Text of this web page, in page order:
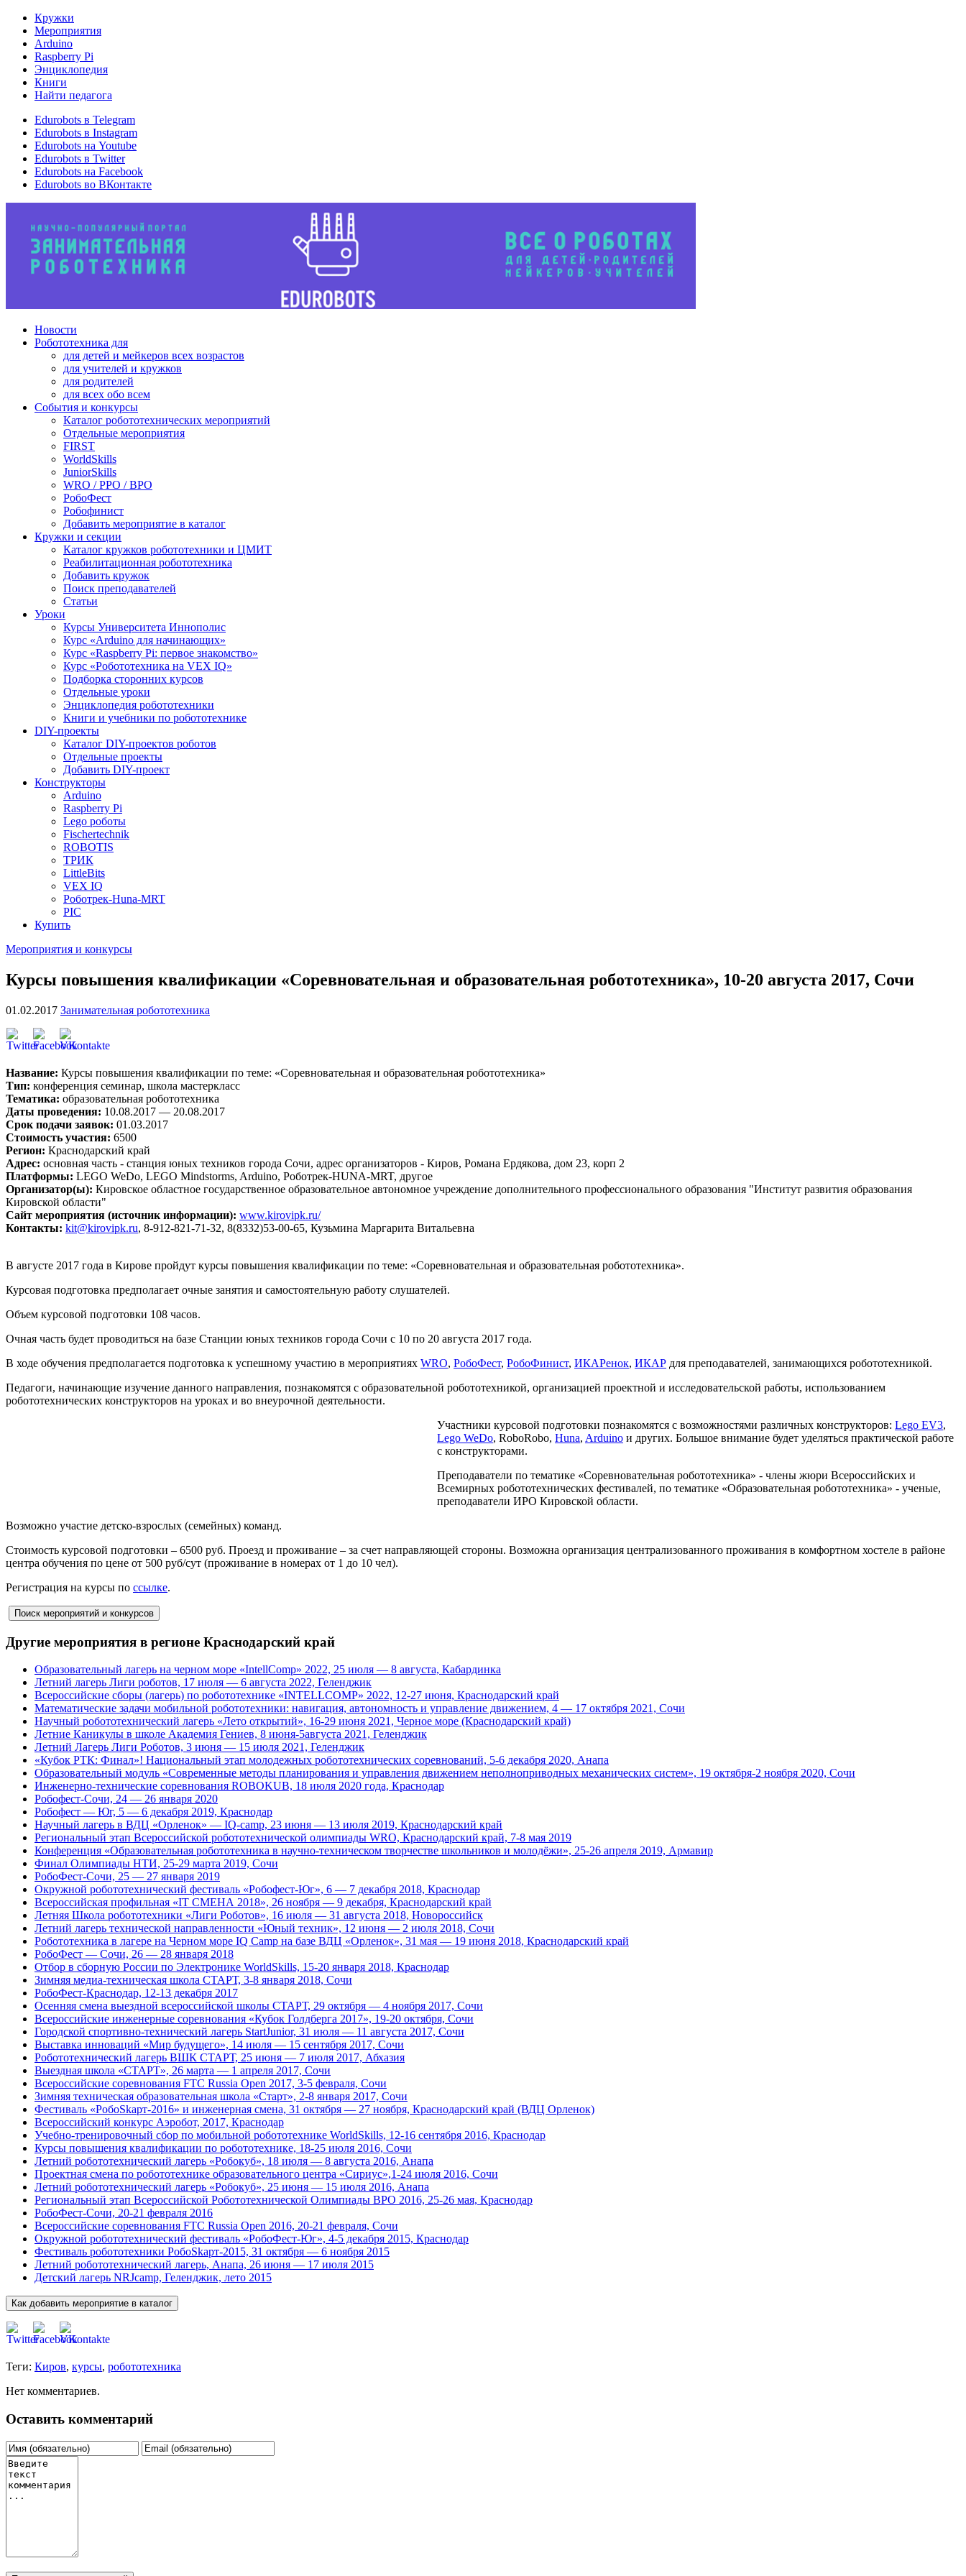
Кружки
Мероприятия
Arduino
Raspberry Pi
Энциклопедия
Книги
Найти педагога
Edurobots в Telegram
Edurobots в Instagram
Edurobots на Youtube
Edurobots в Twitter
Edurobots на Facebook
Edurobots во ВКонтакте
Новости
Робототехника для
для детей и мейкеров всех возрастов
для учителей и кружков
для родителей
для всех обо всем
События и конкурсы
Каталог робототехнических мероприятий
Отдельные мероприятия
FIRST
WorldSkills
JuniorSkills
WRO / РРО / ВРО
РобоФест
Робофинист
Добавить мероприятие в каталог
Кружки и секции
Каталог кружков робототехники и ЦМИТ
Реабилитационная робототехника
Добавить кружок
Поиск преподавателей
Статьи
Уроки
Курсы Университета Иннополис
Курс «Arduino для начинающих»
Курс «Raspberry Pi: первое знакомство»
Курс «Робототехника на VEX IQ»
Подборка сторонних курсов
Отдельные уроки
Энциклопедия робототехники
Книги и учебники по робототехнике
DIY-проекты
Каталог DIY-проектов роботов
Отдельные проекты
Добавить DIY-проект
Конструкторы
Arduino
Raspberry Pi
Lego роботы
Fischertechnik
ROBOTIS
ТРИК
LittleBits
VEX IQ
Роботрек-Huna-MRT
PIC
Купить
Мероприятия и конкурсы
Курсы повышения квалификации «Соревновательная и образовательная робототехника», 10-20 августа 2017, Сочи
01.02.2017 Занимательная робототехника
Название: Курсы повышения квалификации по теме: «Соревновательная и образовательная робототехника»
Тип: конференция семинар, школа мастеркласс
Тематика: образовательная робототехника
Даты проведения: 10.08.2017 — 20.08.2017
Срок подачи заявок: 01.03.2017
Стоимость участия: 6500
Регион: Краснодарский край
Адрес: основная часть - станция юных техников города Сочи, адрес организаторов - Киров, Романа Ердякова, дом 23, корп 2
Платформы: LEGO WeDo, LEGO Mindstorms, Arduino, Роботрек-HUNA-MRT, другое
Организатор(ы): Кировское областное государственное образовательное автономное учреждение дополнительного профессионального образования "Институт развития образования
Кировской области"
Сайт мероприятия (источник информации): www.kirovipk.ru/
Контакты: kit@kirovipk.ru, 8-912-821-71-32, 8(8332)53-00-65, Кузьмина Маргарита Витальевна
В августе 2017 года в Кирове пройдут курсы повышения квалификации по теме: «Соревновательная и образовательная робототехника».
Курсовая подготовка предполагает очные занятия и самостоятельную работу слушателей.
Объем курсовой подготовки 108 часов.
Очная часть будет проводиться на базе Станции юных техников города Сочи с 10 по 20 августа 2017 года.
В ходе обучения предполагается подготовка к успешному участию в мероприятиях WRO, РобоФест, РобоФинист, ИКАРенок, ИКАР для преподавателей, занимающихся робототехникой.
Педагоги, начинающие изучение данного направления, познакомятся с образовательной робототехникой, организацией проектной и исследовательской работы, использованием
робототехнических конструкторов на уроках и во внеурочной деятельности.
Участники курсовой подготовки познакомятся с возможностями различных конструкторов: Lego EV3,
Lego WeDo, RoboRobo, Huna, Arduino и других. Большое внимание будет уделяться практической работе
с конструкторами.
Преподаватели по тематике «Соревновательная робототехника» - члены жюри Всероссийских и
Всемирных робототехнических фестивалей, по тематике «Образовательная робототехника» - ученые,
преподаватели ИРО Кировской области.
Возможно участие детско-взрослых (семейных) команд.
Стоимость курсовой подготовки – 6500 руб. Проезд и проживание – за счет направляющей стороны. Возможна организация централизованного проживания в комфортном хостеле в районе
центра обучения по цене от 500 руб/сут (проживание в номерах от 1 до 10 чел).
Регистрация на курсы по ссылке.
Другие мероприятия в регионе Краснодарский край
Образовательный лагерь на черном море «IntellComp» 2022, 25 июля — 8 августа, Кабардинка
Летний лагерь Лиги роботов, 17 июля — 6 августа 2022, Геленджик
Всероссийские сборы (лагерь) по робототехнике «INTELLCOMP» 2022, 12-27 июня, Краснодарский край
Математические задачи мобильной робототехники: навигация, автономность и управление движением, 4 — 17 октября 2021, Сочи
Научный робототехнический лагерь «Лето открытий», 16-29 июня 2021, Черное море (Краснодарский край)
Летние Каникулы в школе Академия Гениев, 8 июня-5августа 2021, Геленджик
Летний Лагерь Лиги Роботов, 3 июня — 15 июля 2021, Геленджик
«Кубок РТК: Финал»! Национальный этап молодежных робототехнических соревнований, 5-6 декабря 2020, Анапа
Образовательный модуль «Современные методы планирования и управления движением неполноприводных механических систем», 19 октября-2 ноября 2020, Сочи
Инженерно-технические соревнования ROBOKUB, 18 июля 2020 года, Краснодар
Робофест-Сочи, 24 — 26 января 2020
Робофест — Юг, 5 — 6 декабря 2019, Краснодар
Научный лагерь в ВДЦ «Орленок» — IQ-camp, 23 июня — 13 июля 2019, Краснодарский край
Региональный этап Всероссийской робототехнической олимпиады WRO, Краснодарский край, 7-8 мая 2019
Конференция «Образовательная робототехника в научно-техническом творчестве школьников и молодёжи», 25-26 апреля 2019, Армавир
Финал Олимпиады НТИ, 25-29 марта 2019, Сочи
РобоФест-Сочи, 25 — 27 января 2019
Окружной робототехнический фестиваль «Робофест-Юг», 6 — 7 декабря 2018, Краснодар
Всероссийская профильная «IT СМЕНА 2018», 26 ноября — 9 декабря, Краснодарский край
Летняя Школа робототехники «Лиги Роботов», 16 июля — 31 августа 2018, Новороссийск
Летний лагерь технической направленности «Юный техник», 12 июня — 2 июля 2018, Сочи
Робототехника в лагере на Черном море IQ Camp на базе ВДЦ «Орленок», 31 мая — 19 июня 2018, Краснодарский край
РобоФест — Сочи, 26 — 28 января 2018
Отбор в сборную России по Электронике WorldSkills, 15-20 января 2018, Краснодар
Зимняя медиа-техническая школа СТАРТ, 3-8 января 2018, Сочи
РобоФест-Краснодар, 12-13 декабря 2017
Осенняя смена выездной всероссийской школы СТАРТ, 29 октября — 4 ноября 2017, Сочи
Всероссийские инженерные соревнования «Кубок Голдберга 2017», 19-20 октября, Сочи
Городской спортивно-технический лагерь StartJunior, 31 июля — 11 августа 2017, Сочи
Выставка инноваций «Мир будущего», 14 июля — 15 сентября 2017, Сочи
Робототехнический лагерь ВШК СТАРТ, 25 июня — 7 июля 2017, Абхазия
Выездная школа «СТАРТ», 26 марта — 1 апреля 2017, Сочи
Всероссийские соревнования FTC Russia Open 2017, 3-5 февраля, Сочи
Зимняя техническая образовательная школа «Старт», 2-8 января 2017, Сочи
Фестиваль «РобоSkарт-2016» и инженерная смена, 31 октября — 27 ноября, Краснодарский край (ВДЦ Орленок)
Всероссийский конкурс Аэробот, 2017, Краснодар
Учебно-тренировочный сбор по мобильной робототехнике WorldSkills, 12-16 сентября 2016, Краснодар
Курсы повышения квалификации по робототехнике, 18-25 июля 2016, Сочи
Летний робототехнический лагерь «Робокуб», 18 июля — 8 августа 2016, Анапа
Проектная смена по робототехнике образовательного центра «Сириус»,1-24 июля 2016, Сочи
Летний робототехнический лагерь «Робокуб», 25 июня — 15 июля 2016, Анапа
Региональный этап Всероссийской Робототехнической Олимпиады ВРО 2016, 25-26 мая, Краснодар
РобоФест-Сочи, 20-21 февраля 2016
Всероссийские соревнования FTC Russia Open 2016, 20-21 февраля, Сочи
Окружной робототехнический фестиваль «РобоФест-Юг», 4-5 декабря 2015, Краснодар
Фестиваль робототехники РобоSkарт-2015, 31 октября — 6 ноября 2015
Летний робототехнический лагерь, Анапа, 26 июня — 17 июля 2015
Детский лагерь NRJcamp, Геленджик, лето 2015
Теги: Киров, курсы, робототехника
Нет комментариев.
Оставить комментарий